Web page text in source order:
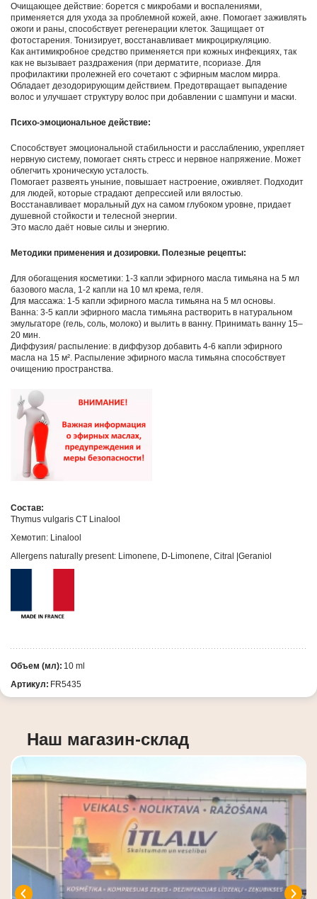
Очищающее действие: борется с микробами и воспалениями,
применяется для ухода за проблемной кожей, акне. Помогает заживлять
ожоги и раны, способствует регенерации клеток. Защищает от
фотостарения. Тонизирует, восстанавливает микроциркуляцию.
Как антимикробное средство применяется при кожных инфекциях, так
как не вызывает раздражения (при дерматите, псориазе. Для
профилактики пролежней его сочетают с эфирным маслом мирра.
Обладает дезодорирующим действием. Предотвращает выпадение
волос и улучшает структуру волос при добавлении с шампуни и маски.
Психо-эмоциональное действие:
Способствует эмоциональной стабильности и расслаблению, укрепляет
нервную систему, помогает снять стресс и нервное напряжение. Может
облегчить хроническую усталость.
Помогает развеять уныние, повышает настроение, оживляет. Подходит
для людей, которые страдают депрессией или вялостью.
Восстанавливает моральный дух на самом глубоком уровне, придает
душевной стойкости и телесной энергии.
Это масло даёт новые силы и энергию.
Методики применения и дозировки. Полезные рецепты:
Для обогащения косметики: 1-3 капли эфирного масла тимьяна на 5 мл
базового масла, 1-2 капли на 10 мл крема, геля.
Для массажа: 1-5 капли эфирного масла тимьяна на 5 мл основы.
Ванна: 3-5 капли эфирного масла тимьяна растворить в натуральном
эмульгаторе (гель, соль, молоко) и вылить в ванну. Принимать ванну 15–
20 мин.
Диффузия/ распыление: в диффузор добавить 4-6 капли эфирного
масла на 15 м². Распыление эфирного масла тимьяна способствует
очищению пространства.
Состав:
Thymus vulgaris CT Linalool
Хемотип: Linalool
Allergens naturally present: Limonene, D-Limonene, Citral |Geraniol
Объем (мл): 10 ml
Артикул: FR5435
Наш магазин-склад